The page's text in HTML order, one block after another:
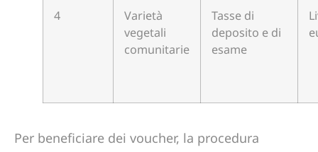
4
Varietà
vegetali
comunitarie
Tasse di
deposito e di
esame
Per beneficiare dei voucher, la procedura